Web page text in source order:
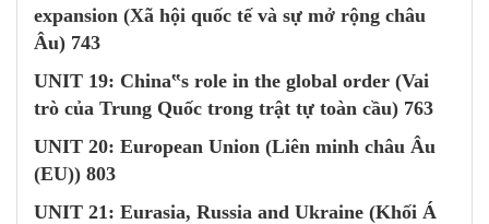
expansion (Xã hội quốc tế và sự mở rộng châu
Âu) 743
UNIT 19: China‟s role in the global order (Vai
trò của Trung Quốc trong trật tự toàn cầu) 763
UNIT 20: European Union (Liên minh châu Âu
(EU)) 803
UNIT 21 : Eurasia, Russia and Ukraine (Khối Á